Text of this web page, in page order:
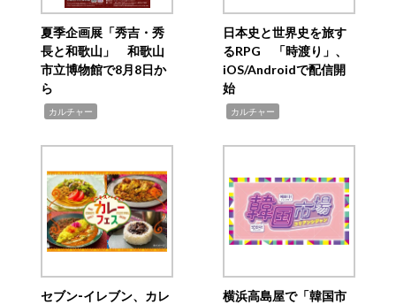
夏季企画展「秀吉・秀
長と和歌山」 和歌山
市立博物館で8月8日か
ら
カルチャー
日本史と世界史を旅す
るRPG 「時渡り」、
iOS/Androidで配信開
始
カルチャー
セブン‐イレブン、カレ
横浜高島屋で「韓国市